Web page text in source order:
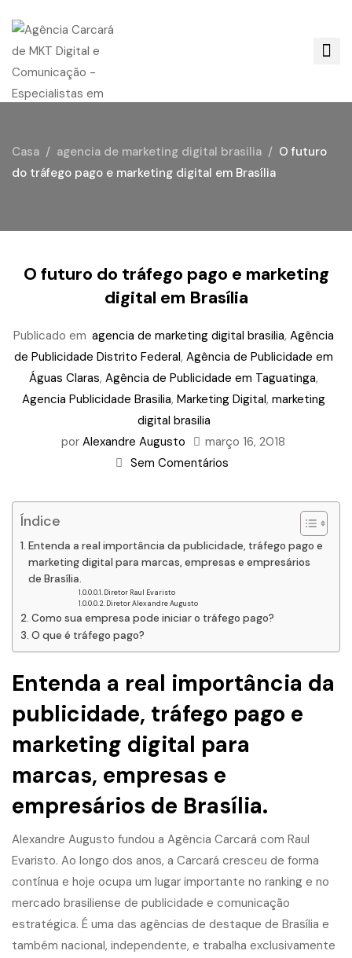
Casa agencia de marketing digital brasilia
O futuro
do tráfego pago e marketing digital em Brasília
O futuro do tráfego pago e marketing
digital em Brasília
Publicado em agencia de marketing digital brasilia, Agência
de Publicidade Distrito Federal, Agência de Publicidade em
Águas Claras, Agência de Publicidade em Taguatinga,
Agencia Publicidade Brasilia, Marketing Digital, marketing
digital brasilia
por Alexandre Augusto
março 16, 2018
Sem Comentários
Índice
Entenda a real importância da publicidade, tráfego pago e
marketing digital para marcas, empresas e empresários
de Brasília.
Diretor Raul Evaristo
Diretor Alexandre Augusto
Como sua empresa pode iniciar o tráfego pago?
O que é tráfego pago?
Entenda a real importância da
publicidade, tráfego pago e
marketing digital para
marcas, empresas e
empresários de Brasília.
Alexandre Augusto fundou a Agência Carcará com Raul
Evaristo. Ao longo dos anos, a Carcará cresceu de forma
contínua e hoje ocupa um lugar importante no ranking e no
mercado brasiliense de publicidade e comunicação
estratégica. É uma das agências de destaque de Brasília e
também nacional, independente, e trabalha exclusivamente